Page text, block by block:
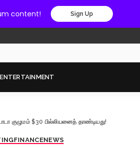
content! Sign Up
குழுமம் $30 பில்லியனைத் தாண்டியது!
FINANCENEWS